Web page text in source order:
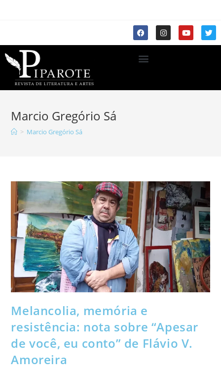
Marcio Gregório Sá
> Marcio Gregório Sá
Melancolia, memória e
resistência: nota sobre “Apesar
de você, eu conto” de Flávio V.
Amoreira